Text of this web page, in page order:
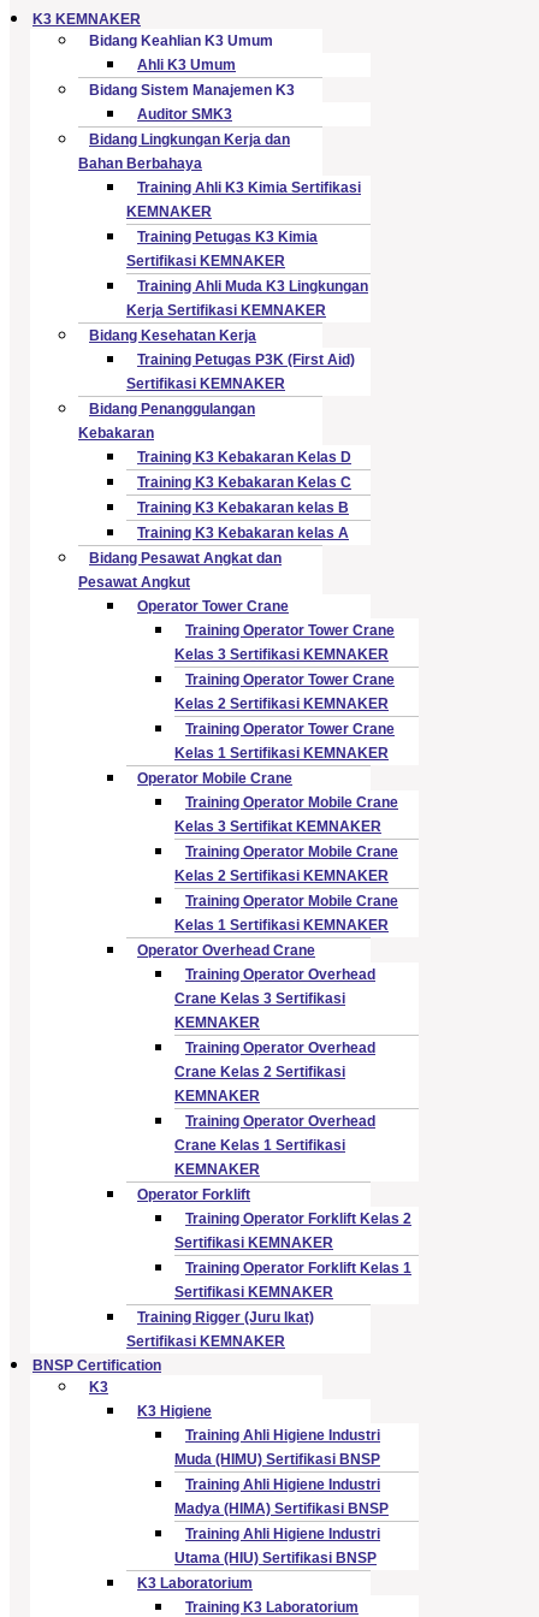
K3 KEMNAKER
Bidang Keahlian K3 Umum
Ahli K3 Umum
Bidang Sistem Manajemen K3
Auditor SMK3
Bidang Lingkungan Kerja dan
Bahan Berbahaya
Training Ahli K3 Kimia Sertifikasi
KEMNAKER
Training Petugas K3 Kimia
Sertifikasi KEMNAKER
Training Ahli Muda K3 Lingkungan
Kerja Sertifikasi KEMNAKER
Bidang Kesehatan Kerja
Training Petugas P3K (First Aid)
Sertifikasi KEMNAKER
Bidang Penanggulangan
Kebakaran
Training K3 Kebakaran Kelas D
Training K3 Kebakaran Kelas C
Training K3 Kebakaran kelas B
Training K3 Kebakaran kelas A
Bidang Pesawat Angkat dan
Pesawat Angkut
Operator Tower Crane
Training Operator Tower Crane
Kelas 3 Sertifikasi KEMNAKER
Training Operator Tower Crane
Kelas 2 Sertifikasi KEMNAKER
Training Operator Tower Crane
Kelas 1 Sertifikasi KEMNAKER
Operator Mobile Crane
Training Operator Mobile Crane
Kelas 3 Sertifikat KEMNAKER
Training Operator Mobile Crane
Kelas 2 Sertifikasi KEMNAKER
Training Operator Mobile Crane
Kelas 1 Sertifikasi KEMNAKER
Operator Overhead Crane
Training Operator Overhead
Crane Kelas 3 Sertifikasi
KEMNAKER
Training Operator Overhead
Crane Kelas 2 Sertifikasi
KEMNAKER
Training Operator Overhead
Crane Kelas 1 Sertifikasi
KEMNAKER
Operator Forklift
Training Operator Forklift Kelas 2
Sertifikasi KEMNAKER
Training Operator Forklift Kelas 1
Sertifikasi KEMNAKER
Training Rigger (Juru Ikat)
Sertifikasi KEMNAKER
BNSP Certification
K3
K3 Higiene
Training Ahli Higiene Industri
Muda (HIMU) Sertifikasi BNSP
Training Ahli Higiene Industri
Madya (HIMA) Sertifikasi BNSP
Training Ahli Higiene Industri
Utama (HIU) Sertifikasi BNSP
K3 Laboratorium
Training K3 Laboratorium